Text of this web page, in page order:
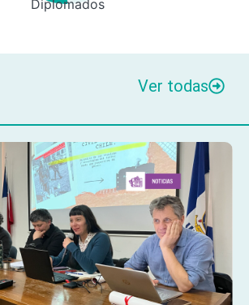
Diplomados
Ver todas